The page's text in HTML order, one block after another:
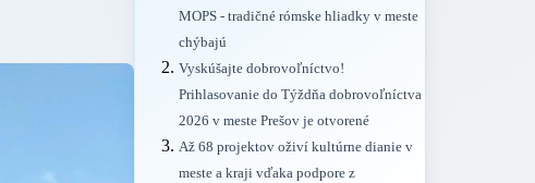
MOPS - tradičné rómske hliadky v meste
chýbajú
Vyskúšajte dobrovoľníctvo!
Prihlasovanie do Týždňa dobrovoľníctva
2026 v meste Prešov je otvorené
Až 68 projektov oživí kultúrne dianie v
meste a kraji vďaka podpore z